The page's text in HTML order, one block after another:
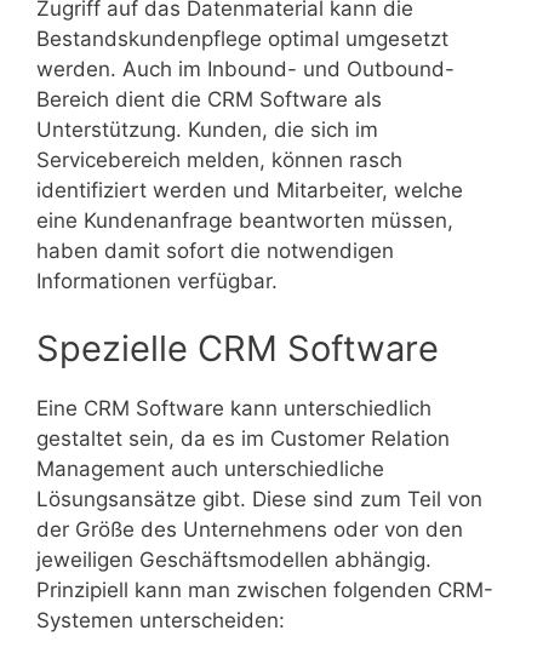
Zugriff auf das Datenmaterial kann die
Bestandskundenpflege optimal umgesetzt
werden. Auch im Inbound- und Outbound-
Bereich dient die CRM Software als
Unterstützung. Kunden, die sich im
Servicebereich melden, können rasch
identifiziert werden und Mitarbeiter, welche
eine Kundenanfrage beantworten müssen,
haben damit sofort die notwendigen
Informationen verfügbar.
Spezielle CRM Software
Eine CRM Software kann unterschiedlich
gestaltet sein, da es im Customer Relation
Management auch unterschiedliche
Lösungsansätze gibt. Diese sind zum Teil von
der Größe des Unternehmens oder von den
jeweiligen Geschäftsmodellen abhängig.
Prinzipiell kann man zwischen folgenden CRM-
Systemen unterscheiden: